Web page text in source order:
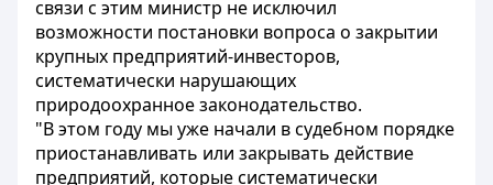
связи с этим министр не исключил
возможности постановки вопроса о закрытии
крупных предприятий-инвесторов,
систематически нарушающих
природоохранное законодательство.
"В этом году мы уже начали в судебном порядке
приостанавливать или закрывать действие
предприятий, которые систематически